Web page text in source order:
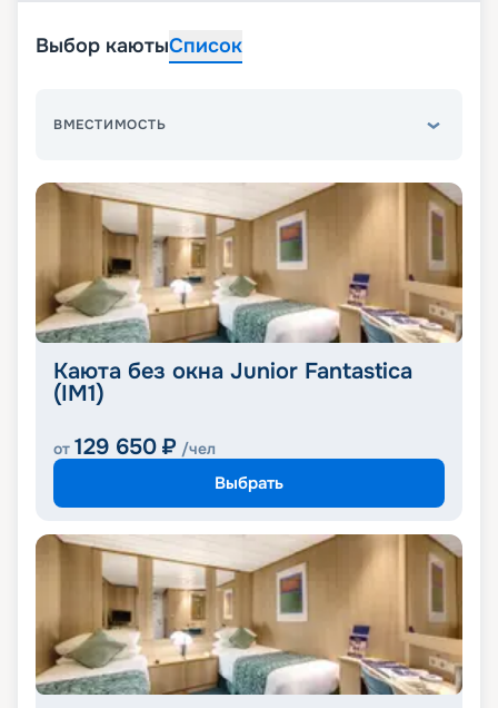
Выбор каютыСписок
ВМЕСТИМОСТЬ
Каюта без окна Junior Fantastica
(IM1)
от 129 650 ₽ /чел
Выбрать